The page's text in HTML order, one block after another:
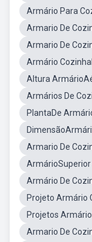
Armário Para
Armario De
Armario De
Armário
Altura
Armários De
PlantaDe
Armario De
ArmárioSuperior
Armário De
Projeto Armário
Projetos
Armario De